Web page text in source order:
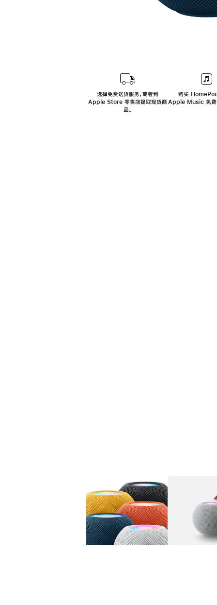
选择免费送货服务，或者到
Apple Store 零售店提取现货商
品。
购买
Apple Music 免费
图库 图像 1